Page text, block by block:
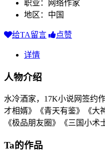
职业：网络作家
地区：中国
给TA留言 点赞
详情
人物介绍
水冷酒家，17K小说网签约
才相婿》《青天有鉴》《大
《极品朋友圈》《三国小术
Ta的作品